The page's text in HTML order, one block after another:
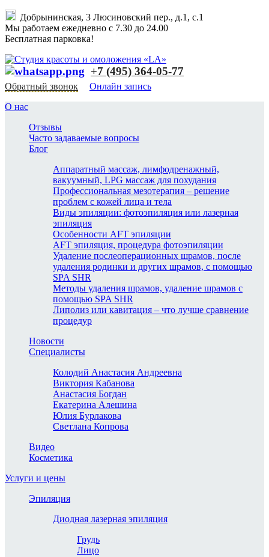
Добрынинская, 3 Люсиновский пер., д.1, с.1
Мы работаем ежедневно с 7.30 до 24.00
Бесплатная парковка!
+7 (495) 364-05-77
Обратный звонок
Онлайн запись
О нас
Отзывы
Часто задаваемые вопросы
Блог
Аппаратный массаж, лимфодренажный,
вакуумный, LPG массаж для похудания
Профессиональная мезотерапия – решение
проблем с кожей лица и тела
Виды эпиляции: фотоэпиляция или лазерная
эпиляция
Особенности AFT эпиляции
AFT эпиляция, процедура фотоэпиляции
Удаление послеоперационных шрамов, после
удаления родинки и других шрамов, с помощью
SPA SHR
Методы удаления шрамов, удаление шрамов с
помощью SPA SHR
Липолиз или кавитация – что лучше сравнение
процедур
Новости
Специалисты
Колодий Анастасия Андреевна
Виктория Кабанова
Анастасия Богдан
Екатерина Алешина
Юлия Бурлакова
Светлана Копрова
Видео
Косметика
Услуги и цены
Эпиляция
Диодная лазерная эпиляция
Грудь
Лицо